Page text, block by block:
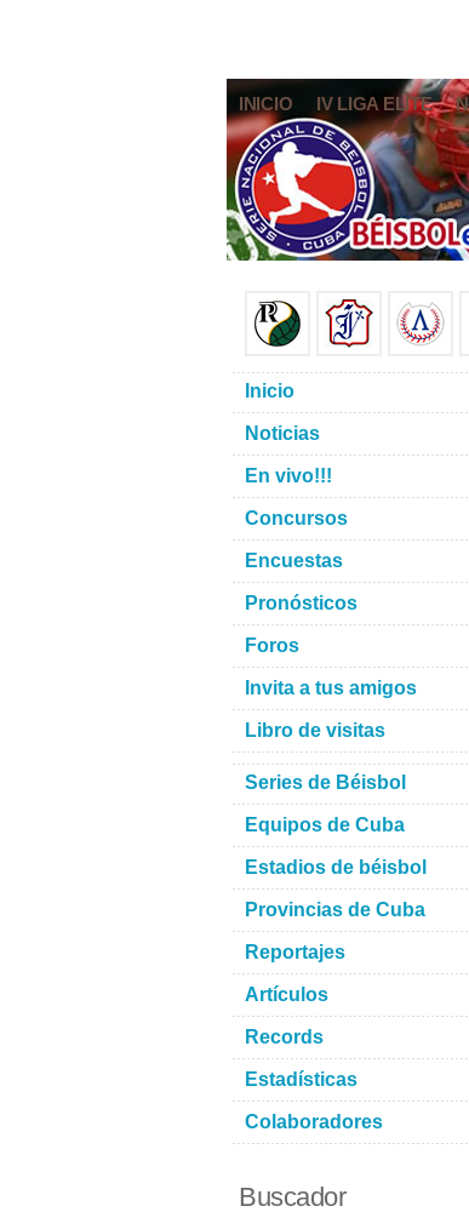
INICIO IV LIGA ELITE
Inicio
Noticias
En vivo!!!
Concursos
Encuestas
Pronósticos
Foros
Invita a tus amigos
Libro de visitas
Series de Béisbol
Equipos de Cuba
Estadios de béisbol
Provincias de Cuba
Reportajes
Artículos
Records
Estadísticas
Colaboradores
Buscador